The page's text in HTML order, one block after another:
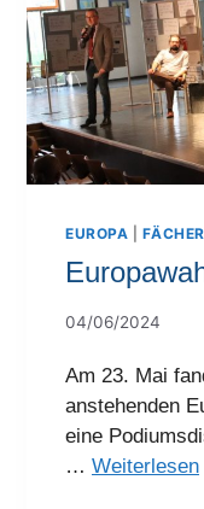
EUROPA |FÄCHER
04/06/2024
Am 23. Mai
anstehenden
eine
… Weiterlesen